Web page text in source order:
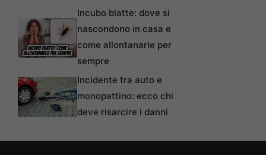
Incubo blatte: dove si
nascondono in casa e
come allontanarle per
sempre
Incidente tra auto e
monopattino: ecco chi
deve risarcire i danni